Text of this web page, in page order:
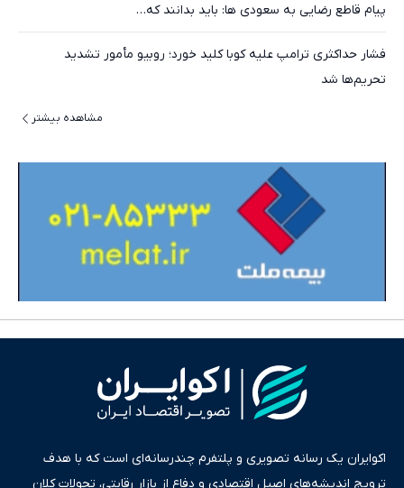
پیام قاطع رضایی به سعودی ها: باید بدانند که…
فشار حداکثری ترامپ علیه کوبا کلید خورد؛ روبیو مأمور تشدید
تحریم‌ها شد
مشاهده بیشتر
اکوایران یک رسانه تصویری و پلتفرم چندرسانه‌ای است که با هدف
ترویج اندیشه‌های اصیل اقتصادی و دفاع از بازار رقابتی، تحولات کلان